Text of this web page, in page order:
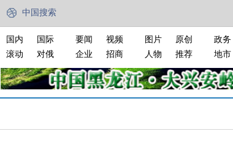
中国搜索
国内
国际
滚动
对俄
要闻
视频
企业
招商
图片
原创
人物
推荐
政务
地市